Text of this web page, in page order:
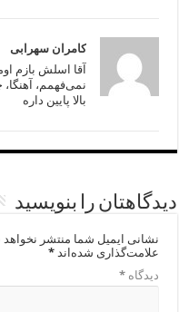
کامران سهرابی
آقا اسلش بازم
نمی‌فهمم، آهنگا،
بالا پایین داره
دیدگاهتان را بنویسید
نشانی ایمیل شما منتشر
علامت‌گذاری شده‌اند*
دیدگاه*